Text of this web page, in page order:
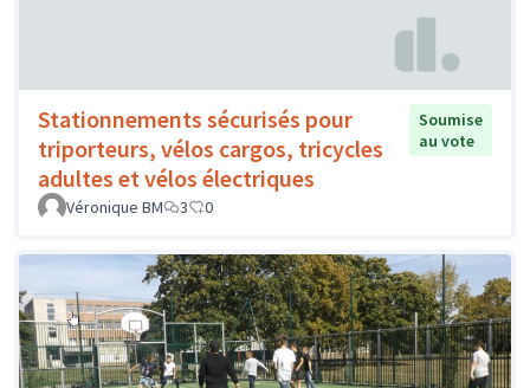
Stationnements sécurisés pour
triporteurs, vélos cargos, tricycles
adultes et vélos électriques
Soumise
au vote
Véronique BM 3 0